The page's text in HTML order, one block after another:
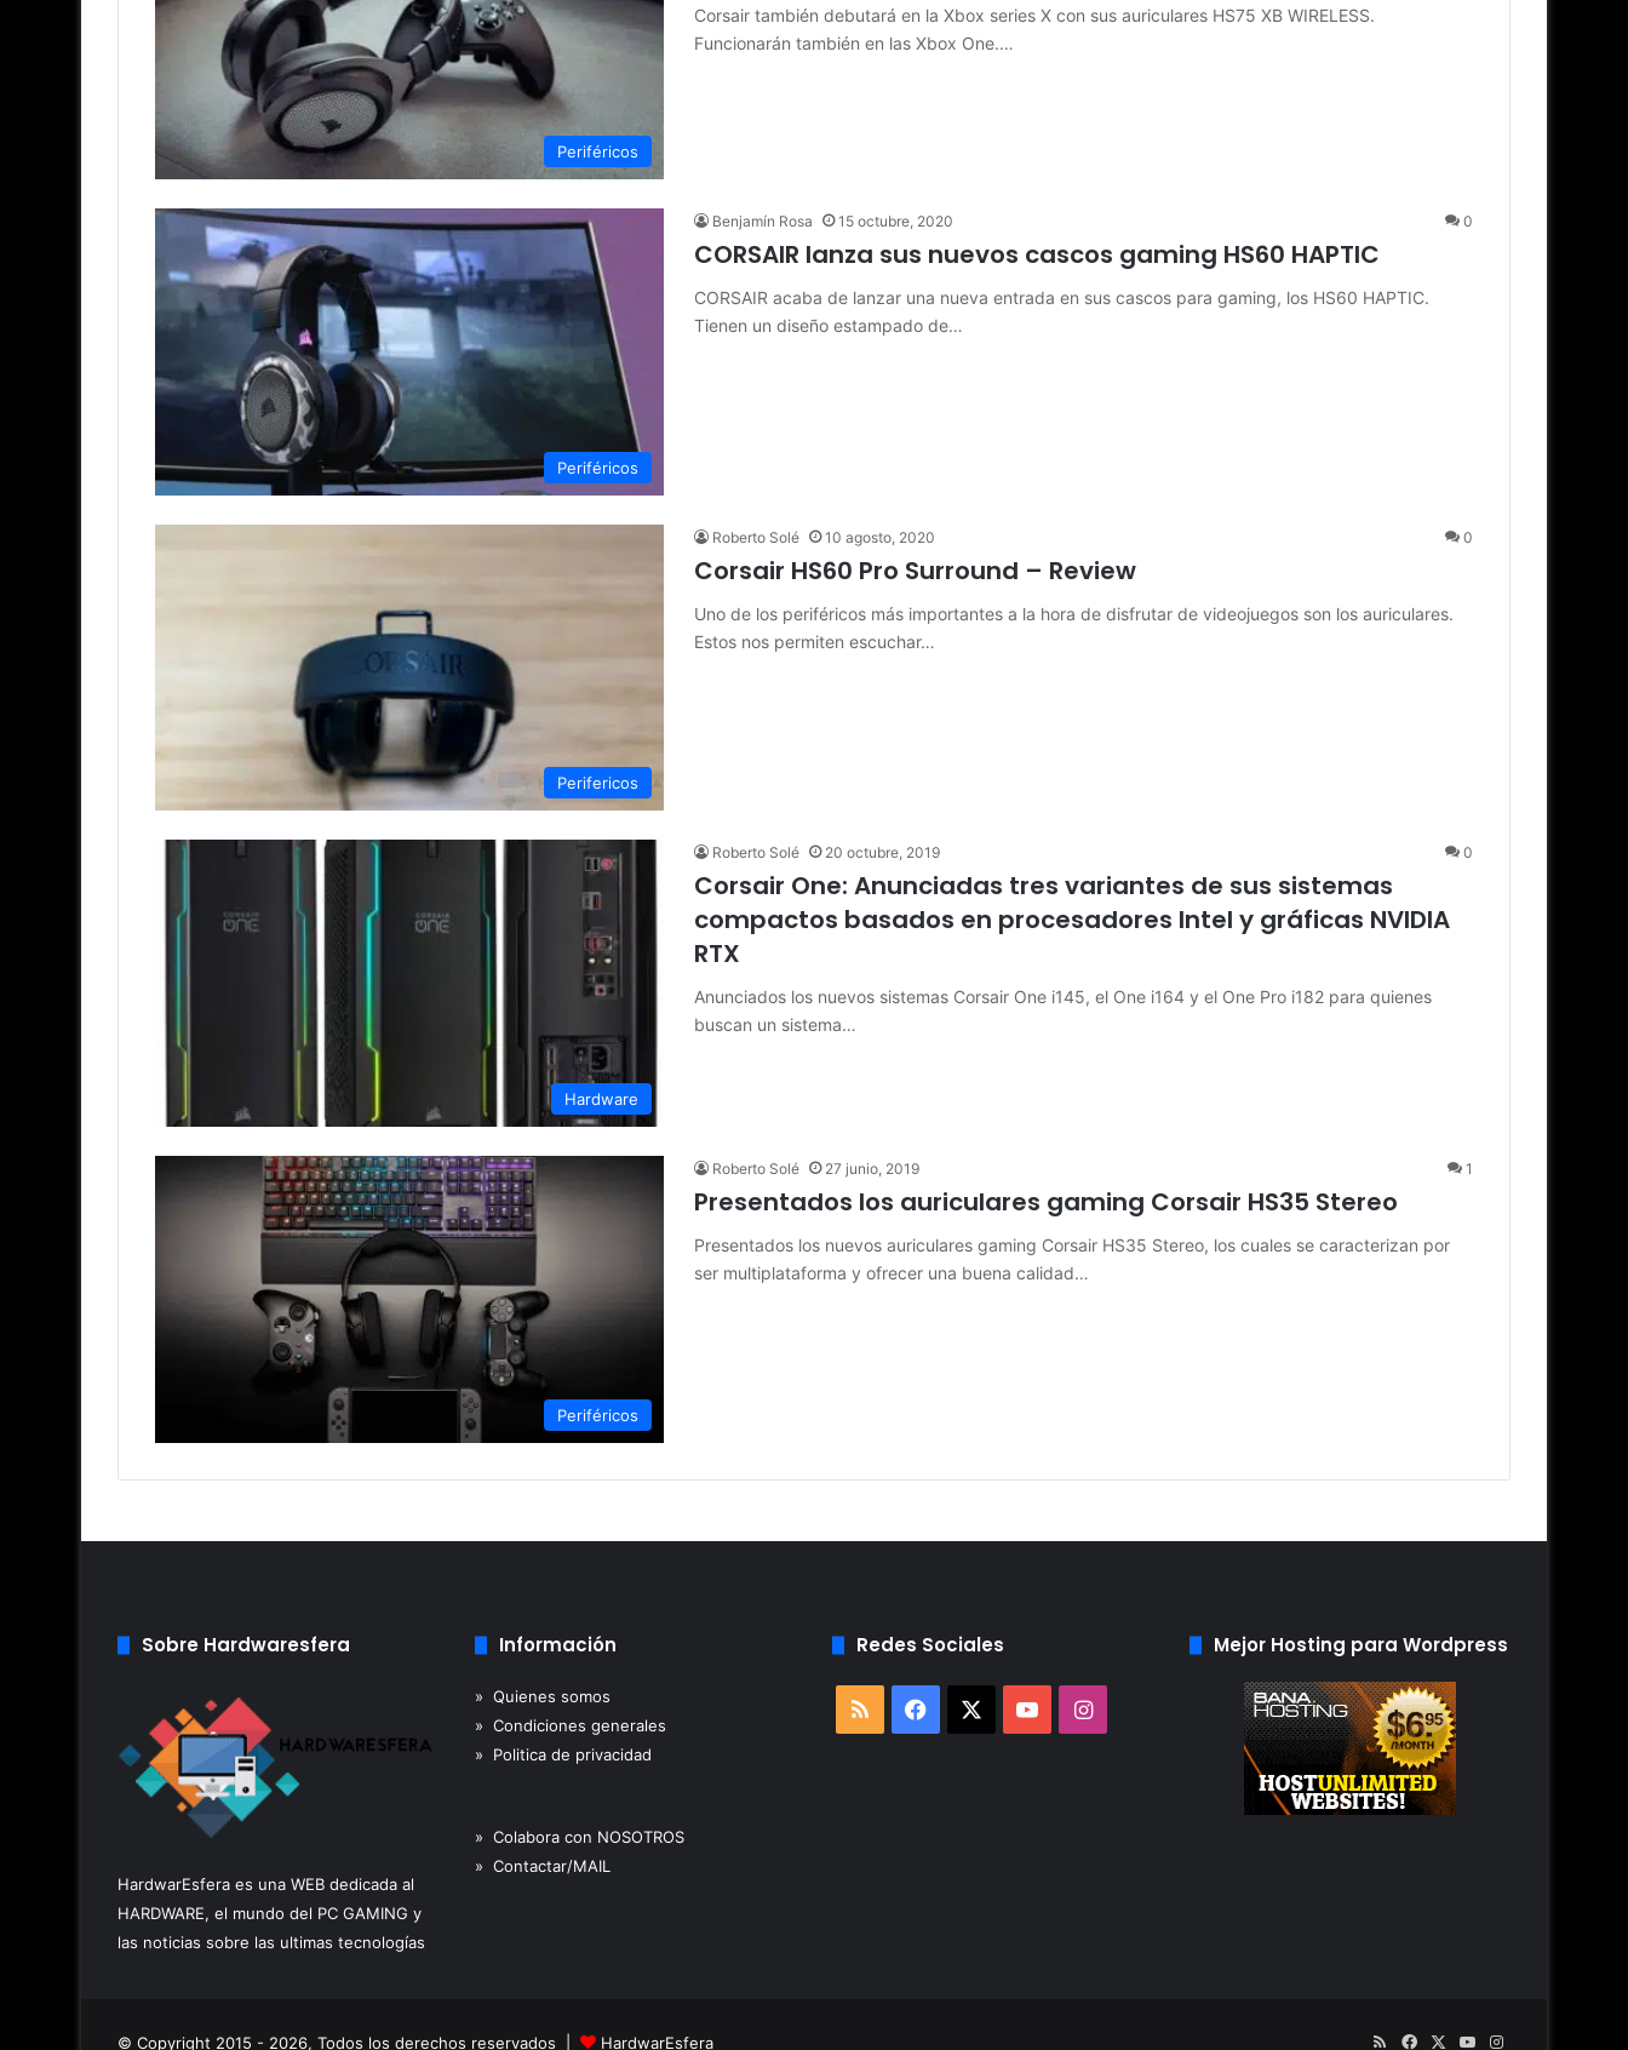
Periféricos
Corsair también debutará en la Xbox series X con sus auriculares HS75 XB WIRELESS.
Funcionarán también en las Xbox One.…
Periféricos
Benjamín Rosa 15 octubre, 2020 0
CORSAIR lanza sus nuevos cascos gaming HS60 HAPTIC
CORSAIR acaba de lanzar una nueva entrada en sus cascos para gaming, los HS60 HAPTIC.
Tienen un diseño estampado de…
Perifericos
Roberto Solé 10 agosto, 2020 0
Corsair HS60 Pro Surround – Review
Uno de los periféricos más importantes a la hora de disfrutar de videojuegos son los auriculares.
Estos nos permiten escuchar…
Hardware
Roberto Solé 20 octubre, 2019 0
Corsair One: Anunciadas tres variantes de sus sistemas
compactos basados en procesadores Intel y gráficas NVIDIA
RTX
Anunciados los nuevos sistemas Corsair One i145, el One i164 y el One Pro i182 para quienes
buscan un sistema…
Periféricos
Roberto Solé 27 junio, 2019 1
Presentados los auriculares gaming Corsair HS35 Stereo
Presentados los nuevos auriculares gaming Corsair HS35 Stereo, los cuales se caracterizan por
ser multiplataforma y ofrecer una buena calidad…
Sobre Hardwaresfera
HardwarEsfera es una WEB dedicada al
HARDWARE, el mundo del PC GAMING y
las noticias sobre las ultimas tecnologías
Información
» Quienes somos
» Condiciones generales
» Politica de privacidad
» Colabora con NOSOTROS
» Contactar/MAIL
Redes Sociales
RSS Facebook YouTubeInstagram
Mejor Hosting para Wordpress
© Copyright 2015 - 2026, Todos los derechos reservados | HardwarEsfera RSSFacebookYouTubeInstagram